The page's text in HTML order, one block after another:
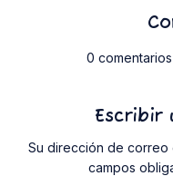
0 comentarios
Escribir
Su dirección de correo
campos